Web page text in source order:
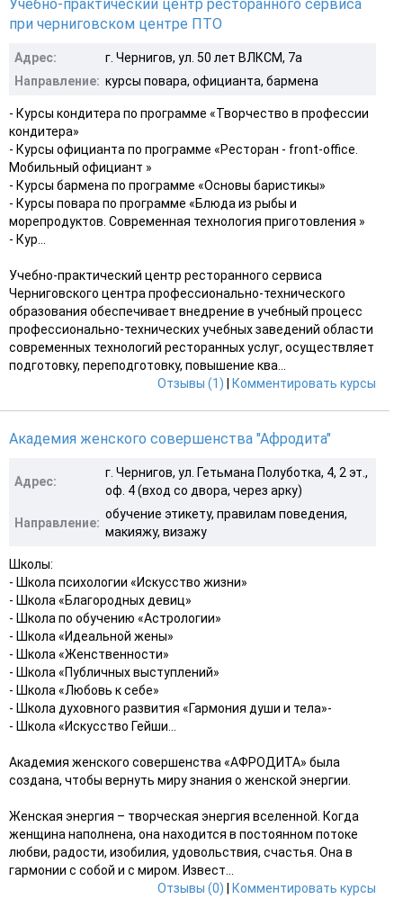
Учебно-практический центр ресторанного сервиса
при черниговском центре ПТО
Адрес:
г. Чернигов, ул. 50 лет ВЛКСМ, 7а
Направление: курсы повара, официанта, бармена
- Курсы кондитера по программе «Творчество в профессии
кондитера»
- Курсы официанта по программе «Ресторан - front-office.
Мобильный официант »
- Курсы бармена по программе «Основы баристикы»
- Курсы повара по программе «Блюда из рыбы и
морепродуктов. Современная технология приготовления »
- Кур...
Учебно-практический центр ресторанного сервиса
Черниговского центра профессионально-технического
образования обеспечивает внедрение в учебный процесс
профессионально-технических учебных заведений области
современных технологий ресторанных услуг, осуществляет
подготовку, переподготовку, повышение ква...
Отзывы (1)
Комментировать курсы
Академия женского совершенства "Афродита"
Адрес:
г. Чернигов, ул. Гетьмана Полуботка, 4, 2 эт.,
оф. 4 (вход со двора, через арку)
Направление:
обучение этикету, правилам поведения,
макияжу, визажу
Школы:
- Школа психологии «Искусство жизни»
- Школа «Благородных девиц»
- Школа по обучению «Астрологии»
- Школа «Идеальной жены»
- Школа «Женственности»
- Школа «Публичных выступлений»
- Школа «Любовь к себе»
- Школа духовного развития «Гармония души и тела»-
- Школа «Искусство Гейши...
Академия женского совершенства «АФРОДИТА» была
создана, чтобы вернуть миру знания о женской энергии.
Женская энергия – творческая энергия вселенной. Когда
женщина наполнена, она находится в постоянном потоке
любви, радости, изобилия, удовольствия, счастья. Она в
гармонии с собой и с миром. Извест...
Отзывы (0)
Комментировать курсы